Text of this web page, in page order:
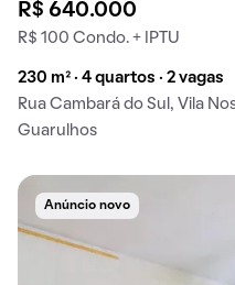
R$ 640.000
R$ 100 Condo. + IPTU
230 m² · 4 quartos · 2 vagas
Rua Cambará do Sul, Vila
Guarulhos
Anúncio novo